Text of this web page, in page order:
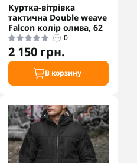
Куртка-вітрівка
тактична Double weave
Falcon колір олива, 62
0
2 150 грн.
В корзину